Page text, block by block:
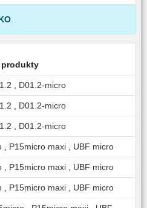
.
, D01.2-micro
, D01.2-micro
, D01.2-micro
, P15micro maxi, UBF micro
, P15micro maxi, UBF micro
, P15micro maxi, UBF micro